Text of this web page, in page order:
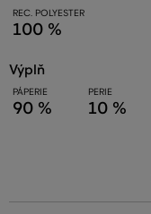
REC. POLYESTER
100 %
výplň
PÁPERIE
90 %
PERIE
10 %